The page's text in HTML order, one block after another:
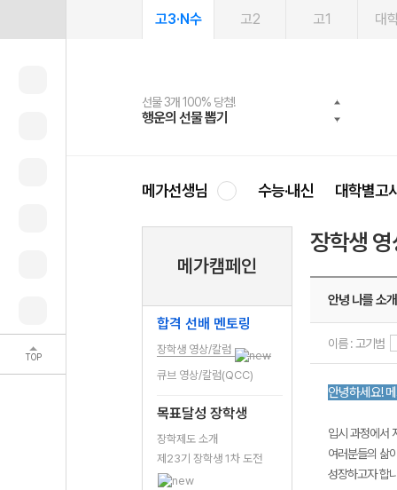
TOP
고3·N수 고2 고1 대
선물 3개 100% 당첨!
행운의 선물 뽑기
선물 100% 증정!
메가스터디 X 올리브
여름방학 스터디 캐시백
메가런 썸머스쿨
2027 러셀 단과
강사 공개선발
스마트러닝앱
설문 EVENT
메가패스
3일 무료 체험권
메가패스 수강생 무료혜택!
메가클럽 멤버십
사회공헌 캠페인
희망이룸 메가나눔
메가선생님 수능·내신 대학별고
메가캠페인
합격 선배 멘토링
장학생 영상/칼럼
큐브 영상/칼럼(QCC)
목표달성 장학생
장학제도 소개
제23기 장학생 1차 도전
장학생
안녕 나를 소
이름 : 고기범
안녕하세요!
입시 과정에서
여러분들의 삶
성장하고자 합